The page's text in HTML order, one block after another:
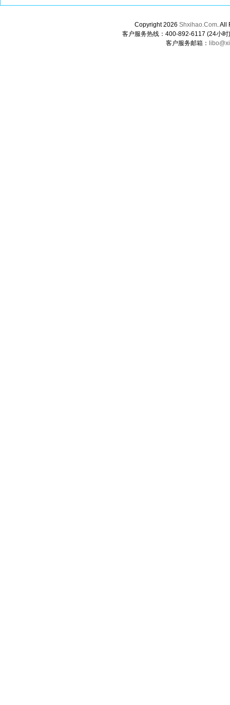
Copyright 2026 Shxihao.Com. All
客户服务热线：400-892-6117 (24小
客户服务邮箱：